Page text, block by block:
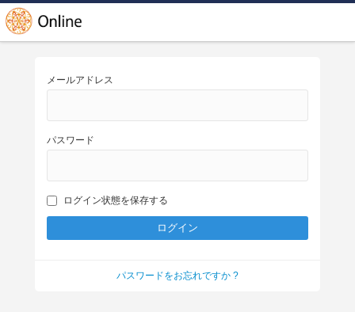
メールアドレス
パスワード
ログイン状態を保存する
パスワードをお忘れですか ?